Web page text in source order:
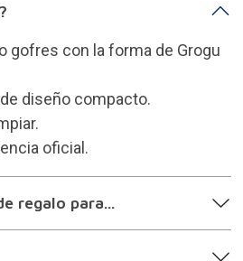
gofres con la forma de Grogu
diseño compacto.
oficial.
regalo para...